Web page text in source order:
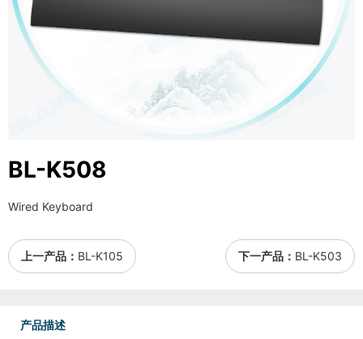
BL-K508
Wired Keyboard
上一产品： BL-K105 下一产品： BL-K503
产品描述